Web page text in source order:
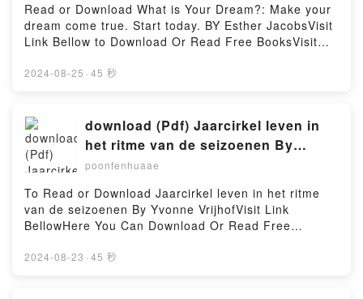
veranderen.Met de moderne neurowetenschap, oude
wijsheid en tientallen jaren praktijkervaring als
uitgangspunt maakt Eddie Stern ons duidelijk
werktPDF/Epub Hoe yoga werktNow You ready to
Read or Download What is Your Dream?: Make your
dream come true. Start today. BY Esther JacobsVisit
Link Bellow to Download Or Read Free BooksVisit
book=906523702XAvailable versions: EPUB, PDF,
Dream?: Make your dream come true. Start
today..Reading What is Your Dream?: Make your
dream come true. Start today.Download What is Your
Dream?: Make your dream come true. Start
today.PDF/Epub What is Your Dream?: Make your
dream come true. Start today.Now You ready to
Read Or Download What is Your Dream?: Make your
Hosting
2024-08-25 · 45 秒
download (Pdf) Jaarcirkel leven in
het ritme van de seizoenen By
Yvonne Vrijhof
poonfenhuaae
To Read or Download Jaarcirkel leven in het ritme
van de seizoenen By Yvonne VrijhofVisit Link
BellowHere You Can Download Or Read Free
https://cdn8.pdfshares.com/?
2024-08-23 · 45 秒